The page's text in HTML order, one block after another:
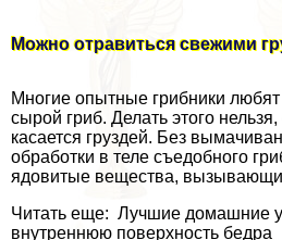
Можно отравиться свежими
Многие опытные грибники любят
сырой гриб. Делать этого
касается груздей. Без
обработки в теле съедобного
ядовитые вещества,
Читать еще: Лучшие домашние
внутреннюю поверхность бедра